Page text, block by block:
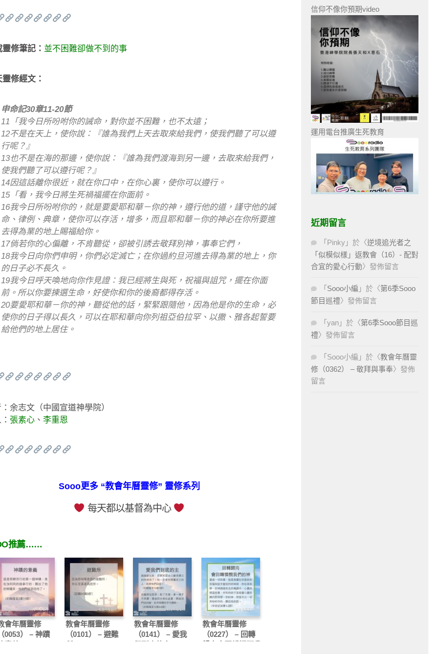
修筆記： 並不困難卻做不到的事
修經文：
申命記30章11-20節
11「我今日所吩咐你的誡命，對你並不困難，也不太遠；
12不是在天上，使你說：『誰為我們上天去取來給我們，使我們聽了可以遵
行呢？』
13也不是在海的那邊，使你說：『誰為我們渡海到另一邊，去取來給我們，
使我們聽了可以遵行呢？』
14因這話離你很近，就在你口中，在你心裏，使你可以遵行。
15「看，我今日將生死禍福擺在你面前。
16我今日所吩咐你的，就是要愛耶和華－你的神，遵行他的道，謹守他的誡
命、律例、典章，使你可以存活，增多，而且耶和華－你的神必在你所要進
去得為業的地上賜福給你。
17倘若你的心偏離，不肯聽從，卻被引誘去敬拜別神，事奉它們，
18我今日向你們申明，你們必定滅亡；在你過約旦河進去得為業的地上，你
的日子必不長久。
19我今日呼天喚地向你作見證：我已經將生與死，祝福與詛咒，擺在你面
前。所以你要揀選生命，好使你和你的後裔都得存活。
20要愛耶和華－你的神，聽從他的話，緊緊跟隨他，因為他是你的生命，必
使你的日子得以長久，可以在耶和華向你列祖亞伯拉罕、以撒、雅各起誓要
給他們的地上居住。
余志文（中國宣道神學院）
張素心 、 李重恩
Sooo更多 “教會年曆靈修” 靈修系列
每天都以基督為中心
推薦……
會年曆靈修
0053） – 神蹟
教會年曆靈修
（0101） – 避難
教會年曆靈修
（0141） – 愛我
教會年曆靈修
（0227） – 回轉
信仰不像你預期video
運用電台推廣生死教育
近期留言
「 Pinky 」於〈逆境追光者之
「似模似樣」返教會（16）- 配對
合宜的愛心行動〉發佈留言
「 Sooo小編 」於〈第6季Sooo
節目巡禮〉發佈留言
「 yan 」於〈第6季Sooo節目巡
禮〉發佈留言
「 Sooo小編 」於〈教會年曆靈
修（0362） – 敬拜與事奉〉發佈
留言